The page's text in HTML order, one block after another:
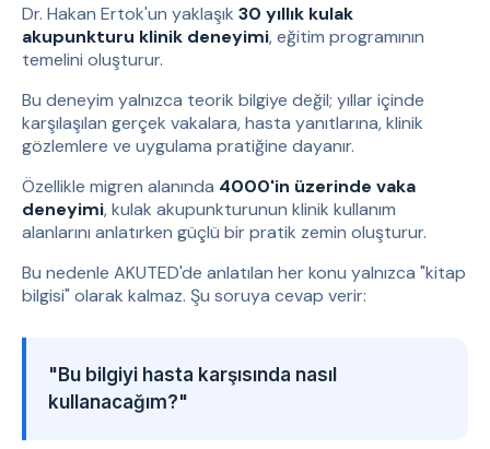
Dr. Hakan Ertok'un yaklaşık 30 yıllık kulak
akupunkturu klinik deneyimi, eğitim programının
temelini oluşturur.
Bu deneyim yalnızca teorik bilgiye değil; yıllar içinde
karşılaşılan gerçek vakalara, hasta yanıtlarına, klinik
gözlemlere ve uygulama pratiğine dayanır.
Özellikle migren alanında 4000'in üzerinde vaka
deneyimi, kulak akupunkturunun klinik kullanım
alanlarını anlatırken güçlü bir pratik zemin oluşturur.
Bu nedenle AKUTED'de anlatılan her konu yalnızca "kitap
bilgisi" olarak kalmaz. Şu soruya cevap verir:
"Bu bilgiyi hasta karşısında nasıl
kullanacağım?"